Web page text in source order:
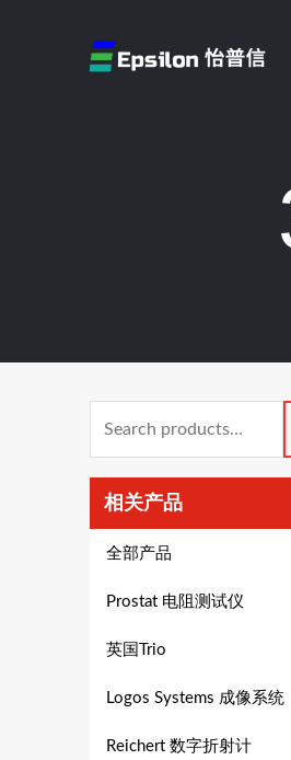
相关产品
全部产品
Prostat 电阻测试仪
英国Trio
Logos Systems 成像系统
Reichert 数字折射计